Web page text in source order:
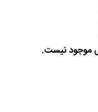
موجود نیست.